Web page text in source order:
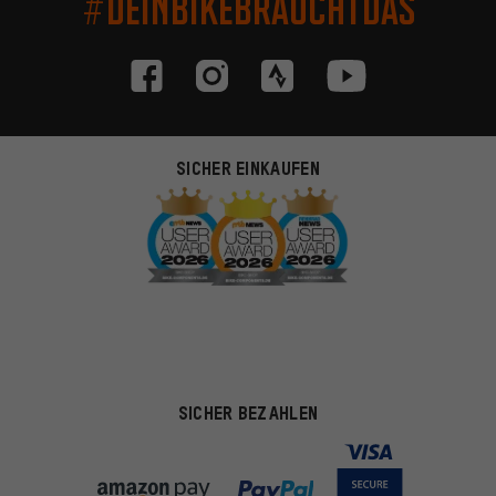
SICHER EINKAUFEN
SICHER BEZAHLEN